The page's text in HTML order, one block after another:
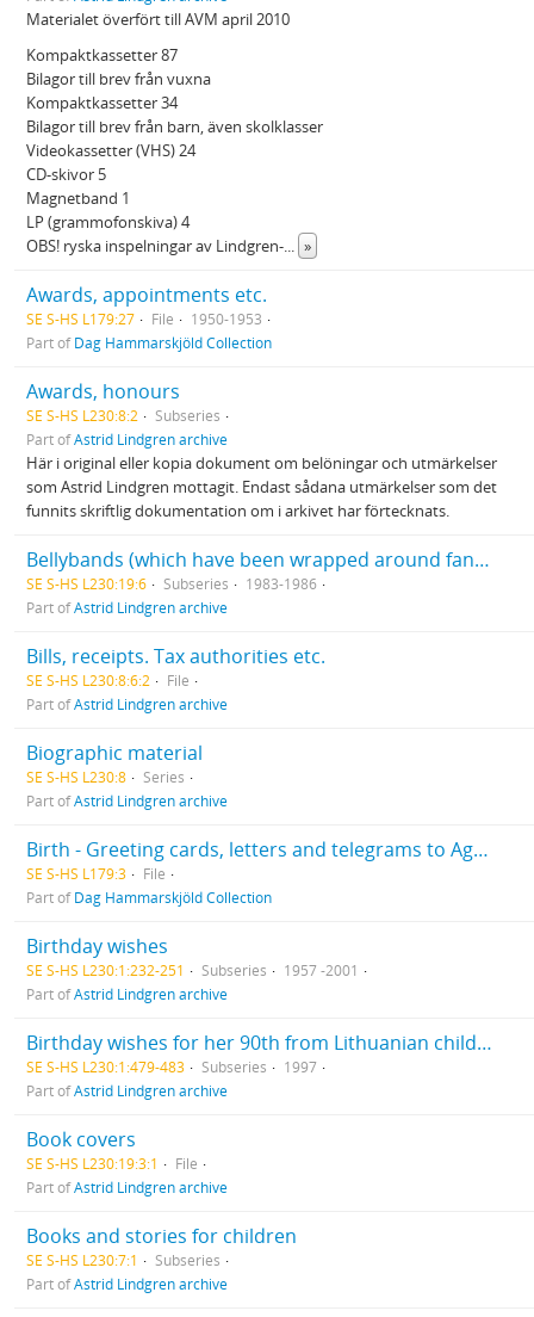
Materialet överfört till AVM april 2010
Kompaktkassetter 87
Bilagor till brev från vuxna
Kompaktkassetter 34
Bilagor till brev från barn, även skolklasser
Videokassetter (VHS) 24
CD-skivor 5
Magnetband 1
LP (grammofonskiva) 4
OBS! ryska inspelningar av Lindgren-... »
Awards, appointments etc.
SE S-HS L179:27 File
1950-1953
Part ofDag Hammarskjöld Collection
Awards, honours
SE S-HS L230:8:2
Subseries
Part ofAstrid Lindgren archive
Här i original eller kopia dokument om belöningar och utmärkelser
som Astrid Lindgren mottagit. Endast sådana utmärkelser som det
funnits skriftlig dokumentation om i arkivet har förtecknats.
Bellybands (which have been wrapped around fan mail and marked with reply statistics)
SE S-HS L230:19:6 Subseries
1983-1986
Part ofAstrid Lindgren archive
Bills, receipts. Tax authorities etc.
SE S-HS L230:8:6:2
File
Part ofAstrid Lindgren archive
Biographic material
SE S-HS L230:8
Series
Part ofAstrid Lindgren archive
Birth - Greeting cards, letters and telegrams to Agnes Hammarskjöld 1905
SE S-HS L179:3
File
Part ofDag Hammarskjöld Collection
Birthday wishes
SE S-HS L230:1:232-251 Subseries
1957 -2001
Part ofAstrid Lindgren archive
Birthday wishes for her 90th from Lithuanian children. Unopened.
SE S-HS L230:1:479-483 Subseries
1997
Part ofAstrid Lindgren archive
Book covers
SE S-HS L230:19:3:1
File
Part ofAstrid Lindgren archive
Books and stories for children
SE S-HS L230:7:1
Subseries
Part ofAstrid Lindgren archive